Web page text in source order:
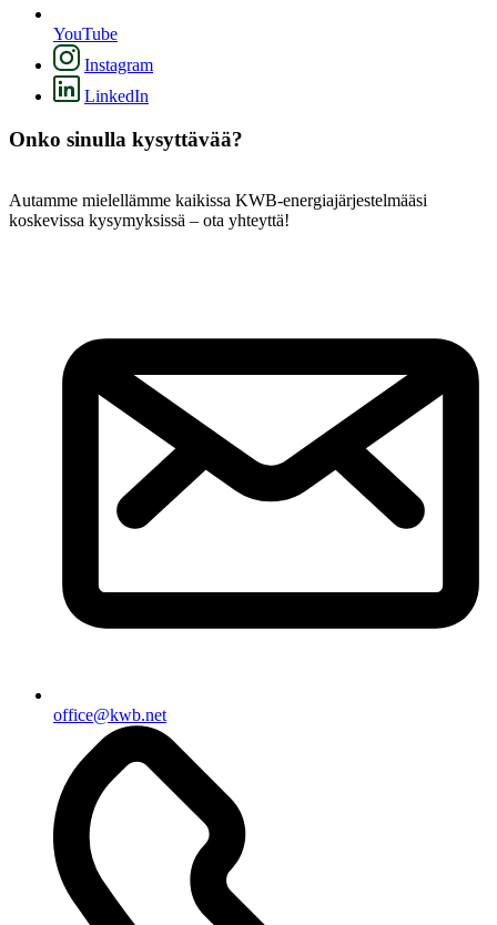
YouTube
Instagram
LinkedIn
Onko sinulla kysyttävää?
Autamme mielellämme kaikissa KWB-energiajärjestelmääsi
koskevissa kysymyksissä – ota yhteyttä!
office@kwb.net